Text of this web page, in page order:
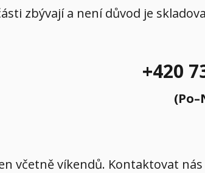
zbývají a není důvod je
+420
včetně víkendů. Kontaktovat